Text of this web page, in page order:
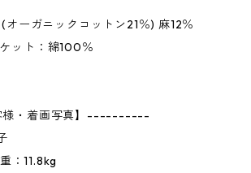
ーガニックコットン21％) 麻12％
ット：綿100％
・着画写真】----------
：11.8kg